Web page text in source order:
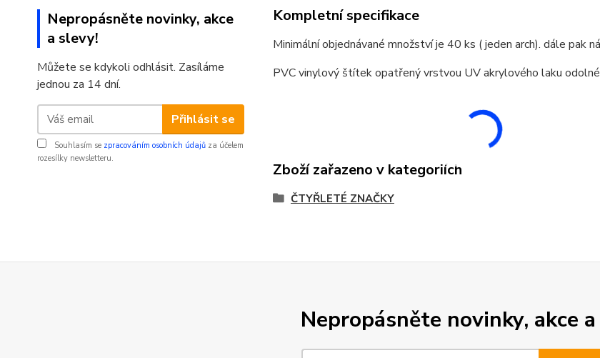
Nepropásněte novinky, akce
a slevy!
Můžete se kdykoli odhlásit. Zasíláme
jednou za 14 dní.
Přihlásit se
Souhlasím se zpracováním osobních údajů za účelem
rozesílky newsletteru.
Kompletní specifikace
Minimální objednávané množství je 40 ks ( jeden arch). dále pak
PVC vinylový štítek opatřený vrstvou UV akrylového laku
Zboží zařazeno v kategoriích
ČTYŘLETÉ ZNAČKY
Nepropásněte novinky, akce